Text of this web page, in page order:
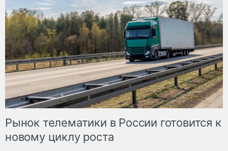
Рынок телематики в России готовится к
новому циклу роста